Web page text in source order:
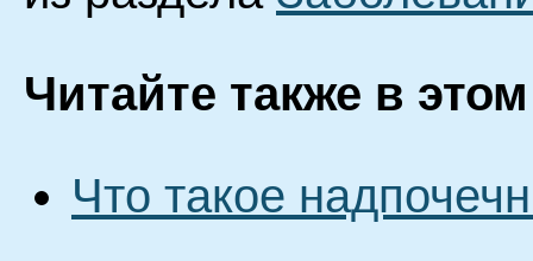
Читайте также в
Что такое